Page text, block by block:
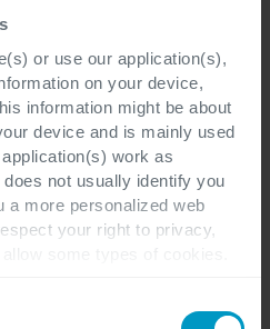
or use our application(s),
on your device,
information might be about
device and is mainly used
work as
not usually identify you
a more personalized web
your right to privacy,
supporta le
per ridurre gli errori.
operativa e il
di magazzino,
sia correttamente
più sulearn.microsoft.com